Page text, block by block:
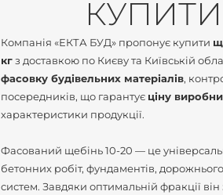
Компанія «ЕКТА БУД» пропонує купити
кгз доставкою по Києву та Київській
фасовку будівельних матеріалів,
посередників, що гарантує ціну
характеристики продукції.
Фасований щебінь 10-20 — це
бетонних робіт, фундаментів,
систем. Завдяки оптимальній фракції